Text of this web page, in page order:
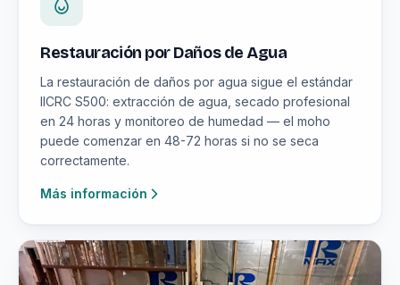
Restauración por Daños de Agua
La restauración de daños por agua sigue el estándar
IICRC S500: extracción de agua, secado profesional
en 24 horas y monitoreo de humedad — el moho
puede comenzar en 48-72 horas si no se seca
correctamente.
Más información